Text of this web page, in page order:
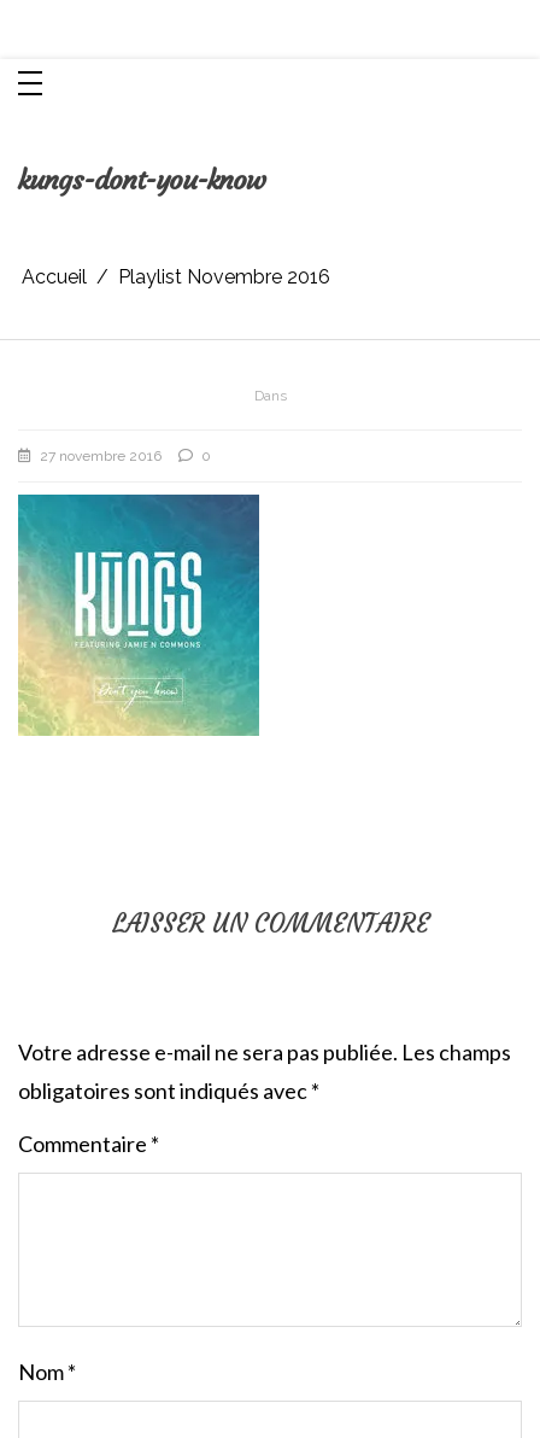
kungs-dont-you-know
Accueil Playlist Novembre 2016
Dans
27 novembre 2016 0
LAISSER UN COMMENTAIRE
Votre adresse e-mail ne sera pas publiée. Les champs
obligatoires sont indiqués avec*
Commentaire *
Nom*